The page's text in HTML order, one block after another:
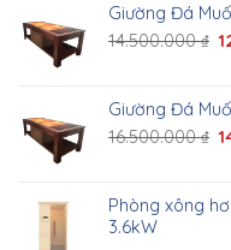
Giường Đá
14.500.000₫
Giường Đá
16.500.000₫
Phòng xông
3.6kW